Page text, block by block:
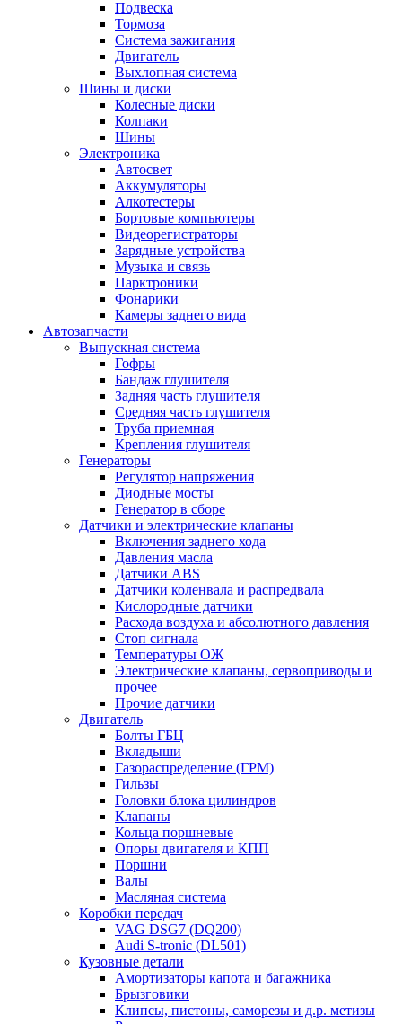
Подвеска
Тормоза
Система зажигания
Двигатель
Выхлопная система
Шины и диски
Колесные диски
Колпаки
Шины
Электроника
Автосвет
Аккумуляторы
Алкотестеры
Бортовые компьютеры
Видеорегистраторы
Зарядные устройства
Музыка и связь
Парктроники
Фонарики
Камеры заднего вида
Автозапчасти
Выпускная система
Гофры
Бандаж глушителя
Задняя часть глушителя
Средняя часть глушителя
Труба приемная
Крепления глушителя
Генераторы
Регулятор напряжения
Диодные мосты
Генератор в сборе
Датчики и электрические клапаны
Включения заднего хода
Давления масла
Датчики ABS
Датчики коленвала и распредвала
Кислородные датчики
Расхода воздуха и абсолютного давления
Стоп сигнала
Температуры ОЖ
Электрические клапаны, сервоприводы и
прочее
Прочие датчики
Двигатель
Болты ГБЦ
Вкладыши
Газораспределение (ГРМ)
Гильзы
Головки блока цилиндров
Клапаны
Кольца поршневые
Опоры двигателя и КПП
Поршни
Валы
Масляная система
Коробки передач
VAG DSG7 (DQ200)
Audi S-tronic (DL501)
Кузовные детали
Амортизаторы капота и багажника
Брызговики
Клипсы, пистоны, саморезы и д.р. метизы